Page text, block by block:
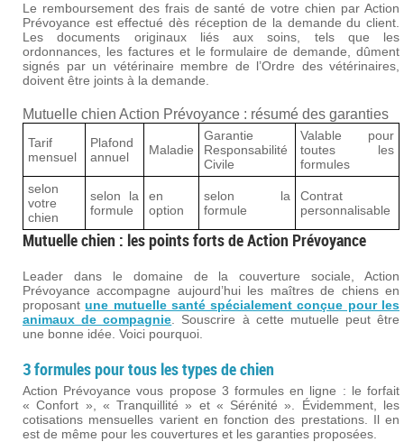
Le remboursement des frais de santé de votre chien par Action
Prévoyance est effectué dès réception de la demande du client.
Les documents originaux liés aux soins, tels que les
ordonnances, les factures et le formulaire de demande, dûment
signés par un vétérinaire membre de l’Ordre des vétérinaires,
doivent être joints à la demande.
Mutuelle chien Action Prévoyance : résumé des garanties
Tarif
mensuel
Plafond
annuel
Maladie
Garantie
Responsabilité
Civile
Valable pour
toutes les
formules
selon
votre
chien
selon la
formule
en
option
selon la
formule
Contrat
personnalisable
Mutuelle chien : les points forts de Action Prévoyance
Leader dans le domaine de la couverture sociale, Action
Prévoyance accompagne aujourd’hui les maîtres de chiens en
proposantune mutuelle santé spécialement conçue pour les
animaux de compagnie . Souscrire à cette mutuelle peut être
une bonne idée. Voici pourquoi.
3 formules pour tous les types de chien
Action Prévoyance vous propose 3 formules en ligne : le forfait
« Confort », « Tranquillité » et « Sérénité ». Évidemment, les
cotisations mensuelles varient en fonction des prestations. Il en
est de même pour les couvertures et les garanties proposées.